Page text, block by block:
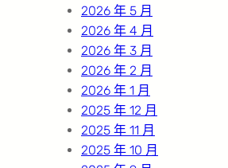
2026 年 5 月
2026 年 4 月
2026 年 3 月
2026 年 2 月
2026 年 1 月
2025 年 12 月
2025 年 11 月
2025 年 10 月